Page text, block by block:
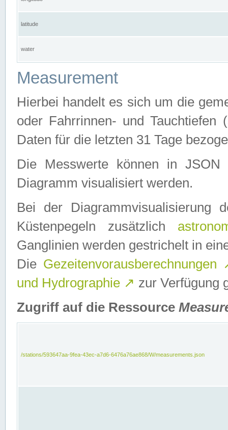
latitude
water
Measurement
Hierbei handelt es sich um die
oder Fahrrinnen- und Tauchtiefen
Daten für die letzten 31 Tage
Die Messwerte können in
Diagramm visualisiert werden.
Bei der Diagrammvisualisierung
Küstenpegeln zusätzlich
Ganglinien werden gestrichelt in
Die Gezeitenvorausberechnungen
und Hydrographie ↗ zur Verfügung
Zugriff auf die Ressource
/stations/593647aa-9fea-43ec-a7d6-6476a76ae868/W/measurements.json